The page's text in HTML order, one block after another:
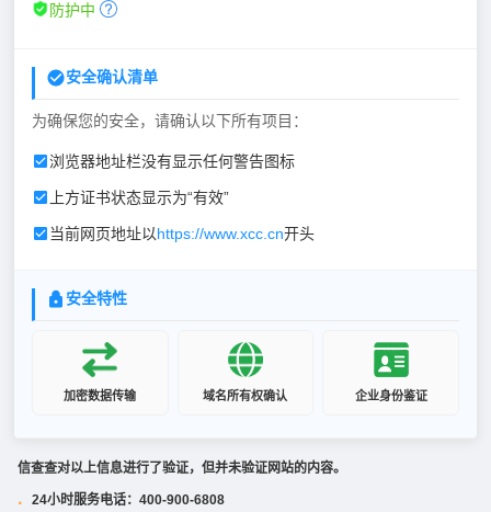
防护中
安全确认清单
为确保您的安全，请确认以下所有项目：
浏览器地址栏没有显示任何警告图标
上方证书状态显示为“有效”
当前网页地址以https://www.xcc.cn开头
安全特性
加密数据传输 域名所有权确认 企业身份鉴证
信查查对以上信息进行了验证，但并未验证网站的内容。
· 24小时服务电话：400-900-6808